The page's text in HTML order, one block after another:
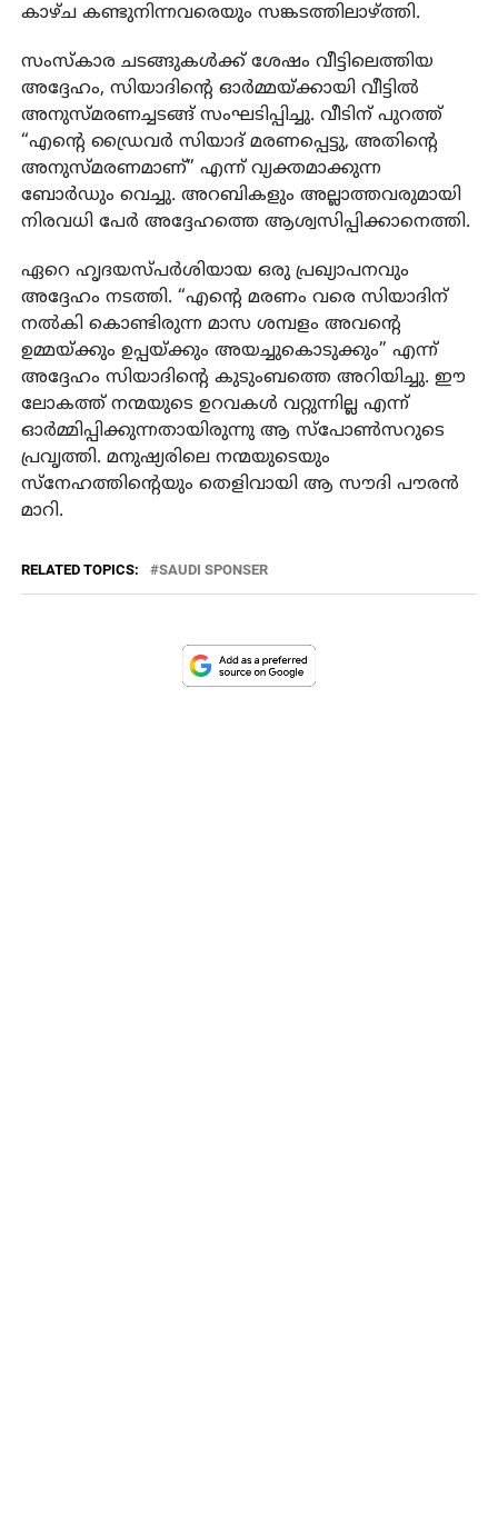
കാഴ്ച കണ്ടുനിന്നവരെയും സങ്കടത്തിലാഴ്ത്തി.
സംസ്കാര ചടങ്ങുകൾക്ക് ശേഷം വീട്ടിലെത്തിയ
അദ്ദേഹം, സിയാദിന്റെ ഓർമ്മയ്ക്കായി വീട്ടിൽ
അനുസ്മരണച്ചടങ്ങ് സംഘടിപ്പിച്ചു. വീടിന് പുറത്ത്
“എന്റെ ഡ്രൈവർ സിയാദ് മരണപ്പെട്ടു, അതിന്റെ
അനുസ്മരണമാണ്” എന്ന് വ്യക്തമാക്കുന്ന
ബോർഡും വെച്ചു. അറബികളും അല്ലാത്തവരുമായി
നിരവധി പേർ അദ്ദേഹത്തെ ആശ്വസിപ്പിക്കാനെത്തി.
ഏറെ ഹൃദയസ്പർശിയായ ഒരു പ്രഖ്യാപനവും
അദ്ദേഹം നടത്തി. “എന്റെ മരണം വരെ സിയാദിന്
നൽകി കൊണ്ടിരുന്ന മാസ ശമ്പളം അവന്റെ
ഉമ്മയ്ക്കും ഉപ്പയ്ക്കും അയച്ചുകൊടുക്കും” എന്ന്
അദ്ദേഹം സിയാദിന്റെ കുടുംബത്തെ അറിയിച്ചു. ഈ
ലോകത്ത് നന്മയുടെ ഉറവകൾ വറ്റുന്നില്ല എന്ന്
ഓർമ്മിപ്പിക്കുന്നതായിരുന്നു ആ സ്പോൺസറുടെ
പ്രവൃത്തി. മനുഷ്യരിലെ നന്മയുടെയും
സ്നേഹത്തിൻ്റെയും തെളിവായി ആ സൗദി പൗരൻ
മാറി.
RELATED TOPICS: SAUDI SPONSER